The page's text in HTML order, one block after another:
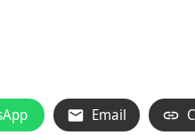
Email